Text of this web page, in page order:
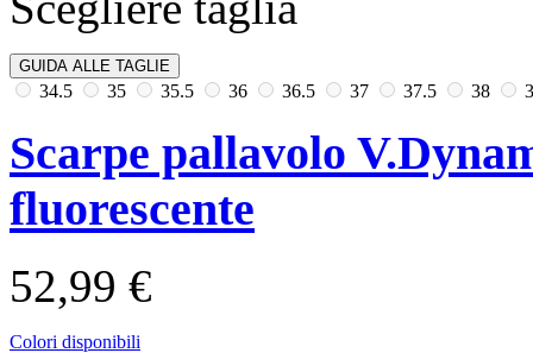
GUIDA ALLE TAGLIE
34.5 35 35.5 36 36.5 37 37.5 38
Scarpe pallavolo
fluorescente
52,99 €
Colori disponibili